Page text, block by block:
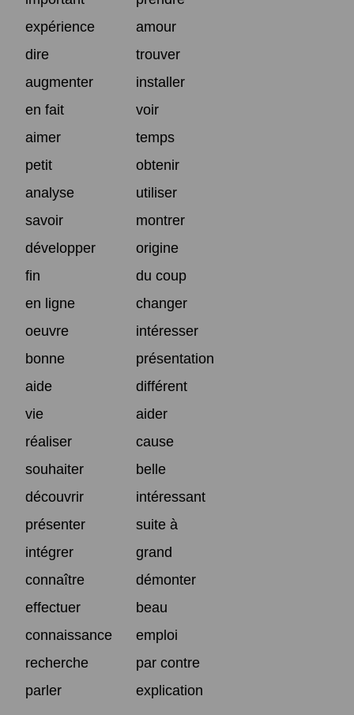
expérience
amour
dire
trouver
augmenter
installer
en fait
voir
aimer
temps
petit
obtenir
analyse
utiliser
savoir
montrer
développer
origine
fin
du coup
en ligne
changer
oeuvre
intéresser
bonne
présentation
aide
différent
vie
aider
réaliser
cause
souhaiter
belle
découvrir
intéressant
présenter
suite à
intégrer
grand
connaître
démonter
effectuer
beau
connaissance
emploi
recherche
par contre
parler
explication